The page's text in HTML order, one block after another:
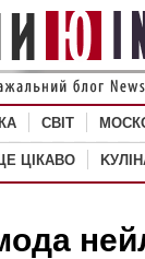
СВІТ
ЦІКАВО